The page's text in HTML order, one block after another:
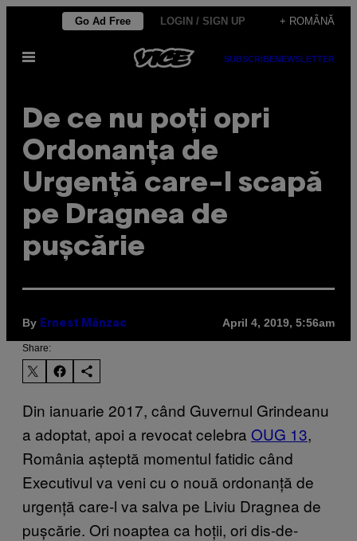
content
Go Ad Free LOGIN / SIGN UP + ROMÂNĂ
Open
SUBSCRIBENEWSLETTER
De ce nu poți opri
Ordonanța de
Urgență care-l scapă
pe Dragnea de
pușcărie
By Ernest Mânzac April 4, 2019, 5:56am
Share:
Din ianuarie 2017, când Guvernul Grindeanu
a adoptat, apoi a revocat celebra OUG 13,
România așteptă momentul fatidic când
Executivul va veni cu o nouă ordonanță de
urgență care-l va salva pe Liviu Dragnea de
pușcărie. Ori noaptea ca hoții, ori dis-de-